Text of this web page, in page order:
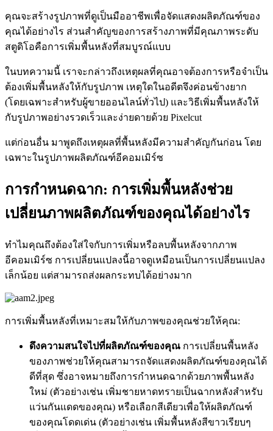
คุณจะสร้างรูปภาพที่ดูเป็นมืออาชีพเพื่อจัดแสดงผลิตภัณฑ์ของ
คุณได้อย่างไร ส่วนสำคัญของการสร้างภาพที่มีคุณภาพระดับ
สตูดิโอคือการเพิ่มพื้นหลังที่สมบูรณ์แบบ
ในบทความนี้ เราจะกล่าวถึงเหตุผลที่คุณอาจต้องการหรือจำเป็น
ต้องเพิ่มพื้นหลังให้กับรูปภาพ เหตุใดในอดีตจึงค่อนข้างยาก
(โดยเฉพาะสำหรับผู้ขายออนไลน์ทั่วไป) และวิธีเพิ่มพื้นหลังให้
กับรูปภาพอย่างรวดเร็วและง่ายดายด้วย Pixelcut
แต่ก่อนอื่น มาพูดถึงเหตุผลที่พื้นหลังมีความสำคัญกันก่อน โดย
เฉพาะในรูปภาพผลิตภัณฑ์อีคอมเมิร์ซ
การกำหนดฉาก: การเพิ่มพื้นหลังช่วย
เปลี่ยนภาพผลิตภัณฑ์ของคุณได้อย่างไร
ทำไมคุณถึงต้องใส่ใจกับการเพิ่มหรือลบพื้นหลังจากภาพ
อีคอมเมิร์ซ การเปลี่ยนแปลงนี้อาจดูเหมือนเป็นการเปลี่ยนแปลง
เล็กน้อย แต่สามารถส่งผลกระทบได้อย่างมาก
การเพิ่มพื้นหลังที่เหมาะสมให้กับภาพของคุณช่วยให้คุณ:
ดึงความสนใจไปที่ผลิตภัณฑ์ของคุณ การเปลี่ยนพื้นหลัง
ของภาพช่วยให้คุณสามารถจัดแสดงผลิตภัณฑ์ของคุณได้
ดีที่สุด ซึ่งอาจหมายถึงการกำหนดฉากด้วยภาพพื้นหลัง
ใหม่ (ตัวอย่างเช่น เพิ่มชายหาดทรายเป็นฉากหลังสำหรับ
แว่นกันแดดของคุณ) หรือเลือกสีเดียวเพื่อให้ผลิตภัณฑ์
ของคุณโดดเด่น (ตัวอย่างเช่น เพิ่มพื้นหลังสีขาวเรียบๆ